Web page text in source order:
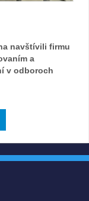
navštívili firmu
a
v odboroch